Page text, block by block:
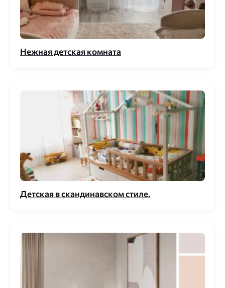
Нежная детская комната
Детская в скандинавском стиле.